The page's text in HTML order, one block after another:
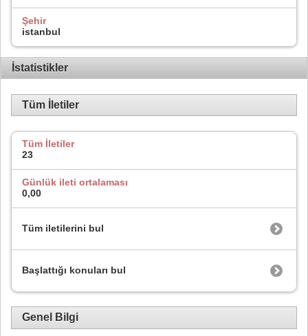
Şehir
istanbul
İstatistikler
Tüm İletiler
Tüm İletiler
23
Günlük ileti ortalaması
0,00
Tüm iletilerini bul
Başlattığı konuları bul
Genel Bilgi